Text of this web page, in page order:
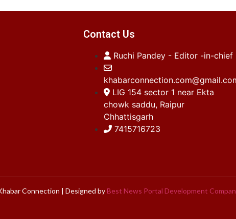
Contact Us
Ruchi Pandey - Editor -in-chief
LIG 154 sector 1 near Ekta
chowk saddu, Raipur
Chhattisgarh
7415716723
Connection | Designed by Best News Portal Development